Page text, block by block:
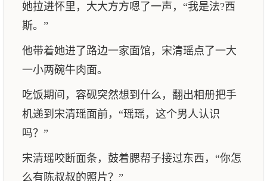
她拉进怀里，大大方方嗯了一声，“我是法?西
斯。”
他带着她进了路边一家面馆，宋清瑶点了一大
一小两碗牛肉面。
吃饭期间，容砚突然想到什么，翻出相册把手
机递到宋清瑶面前，“瑶瑶，这个男人认识
吗？”
宋清瑶咬断面条，鼓着腮帮子接过东西，“你怎
么有陈叔叔的照片？”